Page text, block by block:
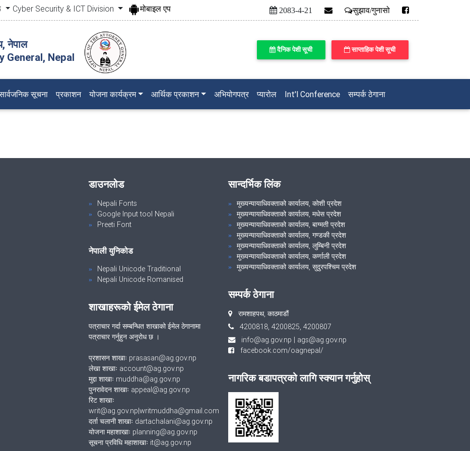
Cyber Security & ICT Division मोबाइल एप 2083-4-21 सुझाव/गुनासो
नेपाल
Nepal
दैनिक पेशी सूची साप्ताहिक पेशी सूची
सूचना प्रकाशन योजना कार्यक्रम आर्थिक प्रकाशन अभियोगपत्र प्यारोल Int'l Conference सम्पर्क ठेगाना
डाउनलोड
Nepali Fonts
Google Input tool Nepali
Preeti Font
नेपाली युनिकोड
Nepali Unicode Traditional
Nepali Unicode Romanised
शाखाहरूको ईमेल ठेगाना
पत्राचार गर्दा सम्बन्धित शाखाको ईमेल ठेगानामा
पत्राचार गर्नुहुन अनुरोध छ ।
प्रशासन शाखाः prasasan@ag.gov.np
लेखा शाखाः account@ag.gov.np
मुद्दा शाखाः muddha@ag.gov.np
पुनरावेदन शाखाः appeal@ag.gov.np
रिट शाखाः
writ@ag.gov.np|writmuddha@gmail.com
दर्ता चलानी शाखाः dartachalani@ag.gov.np
योजना महाशाखाः planning@ag.gov.np
सूचना प्रविधि महाशाखाः it@ag.gov.np
सान्दर्भिक लिंक
मुख्यन्यायाधिवक्ताको कार्यालय, कोशी प्रदेश
मुख्यन्यायाधिवक्ताको कार्यालय, मधेस प्रदेश
मुख्यन्यायाधिवक्ताको कार्यालय, बाग्मती प्रदेश
मुख्यन्यायाधिवक्ताको कार्यालय, गण्डकी प्रदेश
मुख्यन्यायाधिवक्ताको कार्यालय, लुम्बिनी प्रदेश
मुख्यन्यायाधिवक्ताको कार्यालय, कर्णाली प्रदेश
मुख्यन्यायाधिवक्ताको कार्यालय, सुदुरपश्चिम प्रदेश
सम्पर्क ठेगाना
रामशाहपथ, काठमाडौं
4200818, 4200825, 4200807
info@ag.gov.np | ags@ag.gov.np
facebook.com/oagnepal/
नागरिक बडापत्रको लागि स्क्यान गर्नुहोस्